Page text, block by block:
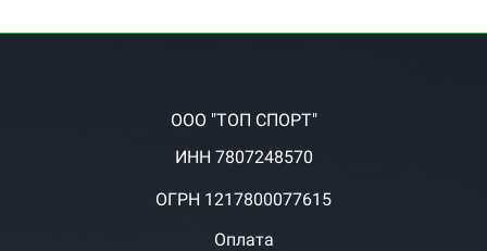
ООО "ТОП СПОРТ"
ИНН 7807248570
ОГРН 1217800077615
Оплата